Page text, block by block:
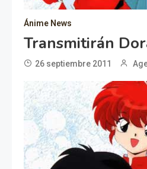
Ánime News
Transmitirán
26 septiembre 2011